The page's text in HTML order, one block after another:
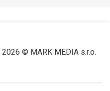
2026 © MARK MEDIA s.r.o.